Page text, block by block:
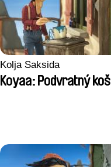
Kolja Saksida
Koyaa: Podvratný koš